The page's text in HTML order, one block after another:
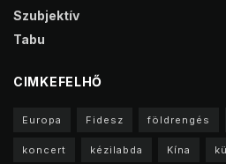
Szubjektív
Tabu
CIMKEFELHŐ
Europa Fidesz földrengés
koncert kézilabda Kína